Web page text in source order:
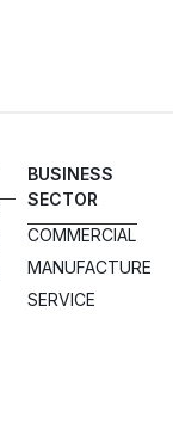
BUSINESS
SECTOR
COMMERCIAL
MANUFACTURE
SERVICE